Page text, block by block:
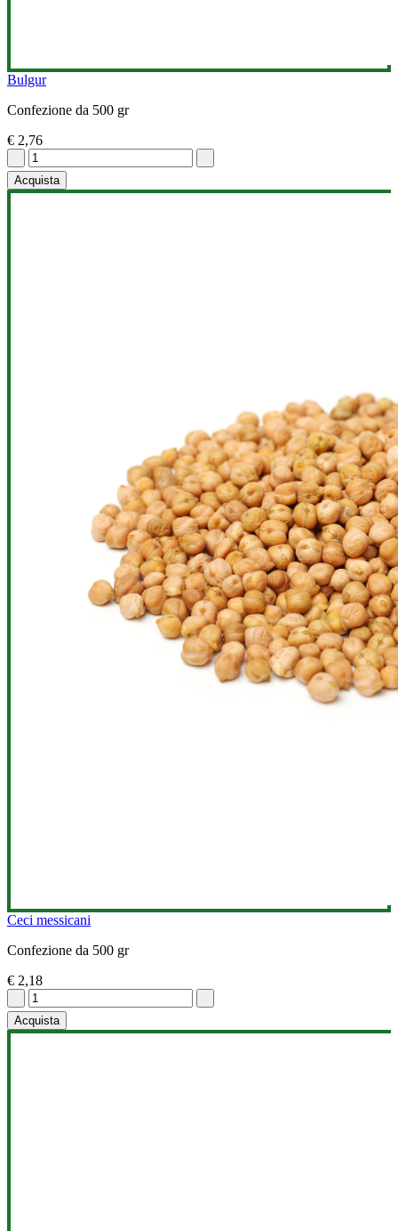
Bulgur
Confezione da 500 gr
€ 2,76
Acquista
Ceci messicani
Confezione da 500 gr
€ 2,18
Acquista